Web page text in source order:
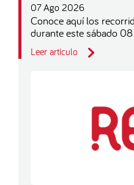
07 Ago 2026
Conoce aquí los
durante este sábado
Leer artículo